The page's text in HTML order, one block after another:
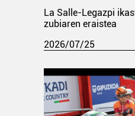
La Salle-Legazpi
zubiaren eraistea
2026/07/25